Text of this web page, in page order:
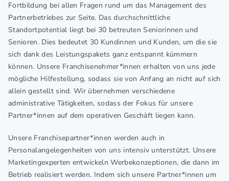
Fortbildung bei allen Fragen rund um das Management des
Partnerbetriebes zur Seite. Das durchschnittliche
Standortpotential liegt bei 30 betreuten Seniorinnen und
Senioren. Dies bedeutet 30 Kundinnen und Kunden, um die sie
sich dank des Leistungspakets ganz entspannt kümmern
können. Unsere Franchisenehmer*innen erhalten von uns jede
mögliche Hilfestellung, sodass sie von Anfang an nicht auf sich
allein gestellt sind. Wir übernehmen verschiedene
administrative Tätigkeiten, sodass der Fokus für unsere
Partner*innen auf dem operativen Geschäft liegen kann.
Unsere Franchisepartner*innen werden auch in
Personalangelegenheiten von uns intensiv unterstützt. Unsere
Marketingexperten entwickeln Werbekonzeptionen, die dann im
Betrieb realisiert werden. Indem sich unsere Partner*innen um